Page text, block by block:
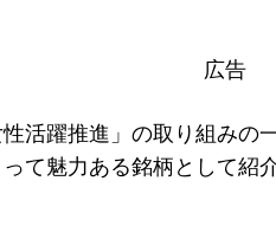
広告
活躍推進」の取り組みの
て魅力ある銘柄として紹